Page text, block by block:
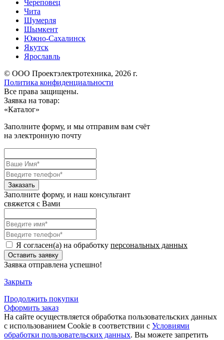
Череповец
Чита
Шумерля
Шымкент
Южно-Сахалинск
Якутск
Ярославль
© ООО Проектэлектротехника, 2026 г.
Политика конфиденциальности
Все права защищены.
Заявка на товар:
«Каталог»
Заполните форму, и мы отправим вам счёт
на электронную почту
Заполните форму, и наш консультант
свяжется с Вами
Я согласен(а) на обработку персональных данных
Заявка отправлена успешно!
Закрыть
Продолжить покупки
Оформить заказ
На сайте осуществляется обработка пользовательских данных
с использованием Cookie в соответствии с Условиями
обработки пользовательских данных. Вы можете запретить